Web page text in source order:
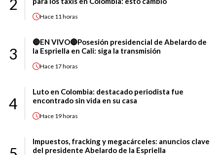
2
Hace 11 horas
3
🔴EN VIVO🔴Posesión presidencial de Abelardo de
la Espriella en Cali: siga la transmisión
Hace 17 horas
4
Luto en Colombia: destacado periodista fue
encontrado sin vida en su casa
Hace 19 horas
Impuestos, fracking y megacárceles: anuncios clave
del presidente Abelardo de la Espriella